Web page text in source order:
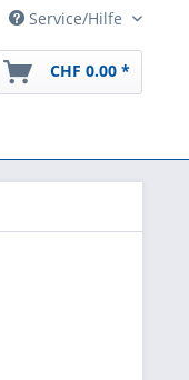
Service/Hilfe
CHF 0.00 *